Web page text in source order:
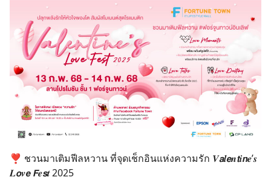
Thai
English
❣️ ชวนมาเติมฟีลหวาน ที่จุดเช็กอินแห่งความรัก 𝑽𝙖𝒍𝙚𝒏𝙩𝒊𝙣𝒆’𝒔
𝑳𝙤𝒗𝙚 𝙁𝒆𝙨𝒕 2025